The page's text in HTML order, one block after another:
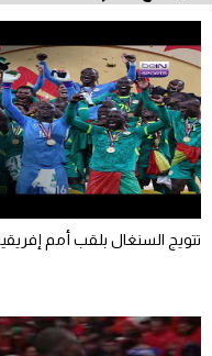
تتويج السنغال بلقب أمم إفريقيا